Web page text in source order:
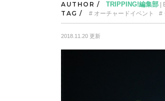
AUTHOR / TRIPPING!編集部 |
TAG / オーチャードイベント
2018.11.20 更新